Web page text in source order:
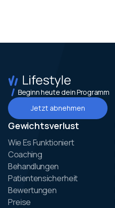
Beginn heute dein Programm
Jetzt abnehmen
Gewichtsverlust
Wie Es Funktioniert
Coaching
Behandlungen
Patientensicherheit
Bewertungen
Preise